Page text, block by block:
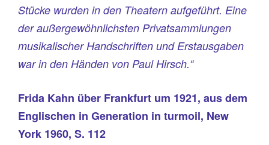
Stücke wurden in den Theatern aufgeführt. Eine
der außergewöhnlichsten Privatsammlungen
musikalischer Handschriften und Erstausgaben
war in den Händen von Paul Hirsch.“
Frida Kahn über Frankfurt um 1921, aus dem
Englischen in Generation in turmoil, New
York 1960, S. 112